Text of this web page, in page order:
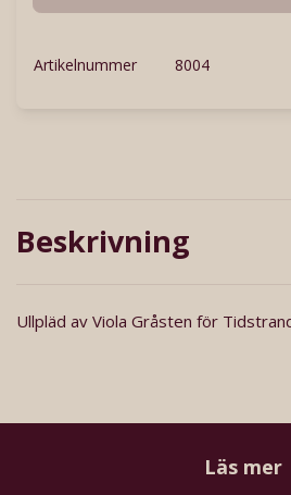
Artikelnummer 8004
Beskrivning
Ullpläd av Viola Gråsten för
Läs mer